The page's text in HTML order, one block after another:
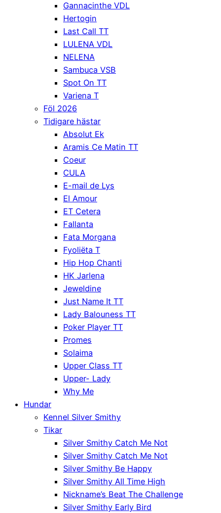
Gannacinthe VDL
Hertogin
Last Call TT
LULENA VDL
NELENA
Sambuca VSB
Spot On TT
Variena T
Föl 2026
Tidigare hästar
Absolut Ek
Aramis Ce Matin TT
Coeur
CULA
E-mail de Lys
El Amour
ET Cetera
Fallanta
Fata Morgana
Fyoliëta T
Hip Hop Chanti
HK Jarlena
Jeweldine
Just Name It TT
Lady Balouness TT
Poker Player TT
Promes
Solaima
Upper Class TT
Upper- Lady
Why Me
Hundar
Kennel Silver Smithy
Tikar
Silver Smithy Catch Me Not
Silver Smithy Catch Me Not
Silver Smithy Be Happy
Silver Smithy All Time High
Nickname’s Beat The Challenge
Silver Smithy Early Bird